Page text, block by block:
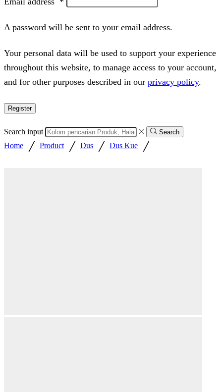
A password will be sent to your email address.
Your personal data will be used to support your experience
throughout this website, to manage access to your account,
and for other purposes described in our privacy policy.
Register
Search input Search
Home / Product / Dus / Dus Kue /